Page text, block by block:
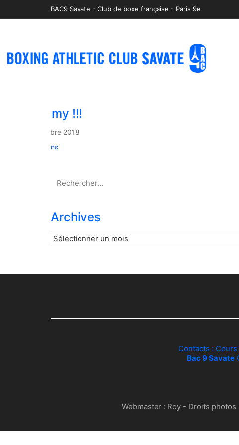
BAC9 Savate - Club de boxe française - Paris 9e
Allez Jimmy !!!
29 septembre 2018
Compétitions
Archives
Archives
Contacts :
Bac 9 Savate
Webmaster : Roy - Droits photos :